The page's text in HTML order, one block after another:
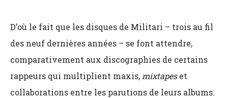
D’où le fait que les disques de Militari – trois au fil
des neuf dernières années – se font attendre,
comparativement aux discographies de certains
rappeurs qui multiplient maxis, mixtapeset
collaborations entre les parutions de leurs albums.